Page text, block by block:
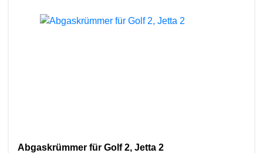
Abgaskrümmer für Golf 2, Jetta 2